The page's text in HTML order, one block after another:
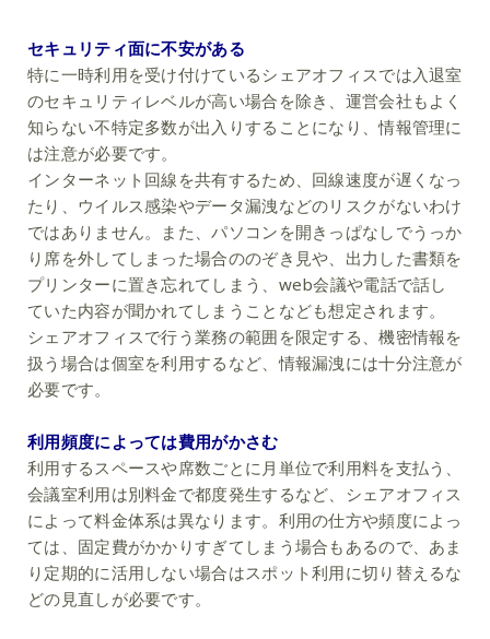
セキュリティ面に不安がある
特に一時利用を受け付けているシェアオフィスでは入退室
のセキュリティレベルが高い場合を除き、運営会社もよく
知らない不特定多数が出入りすることになり、情報管理に
は注意が必要です。
インターネット回線を共有するため、回線速度が遅くなっ
たり、ウイルス感染やデータ漏洩などのリスクがないわけ
ではありません。また、パソコンを開きっぱなしでうっか
り席を外してしまった場合ののぞき見や、出力した書類を
プリンターに置き忘れてしまう、web会議や電話で話し
ていた内容が聞かれてしまうことなども想定されます。
シェアオフィスで行う業務の範囲を限定する、機密情報を
扱う場合は個室を利用するなど、情報漏洩には十分注意が
必要です。
利用頻度によっては費用がかさむ
利用するスペースや席数ごとに月単位で利用料を支払う、
会議室利用は別料金で都度発生するなど、シェアオフィス
によって料金体系は異なります。利用の仕方や頻度によっ
ては、固定費がかかりすぎてしまう場合もあるので、あま
り定期的に活用しない場合はスポット利用に切り替えるな
どの見直しが必要です。